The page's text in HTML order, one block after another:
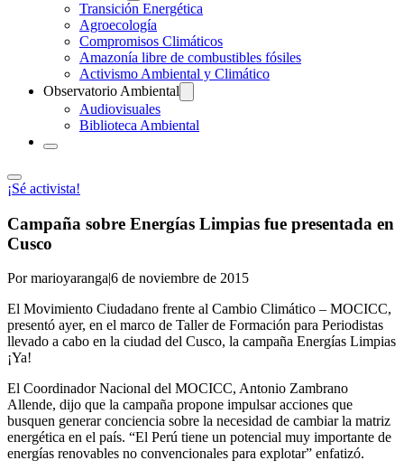
Transición Energética
Agroecología
Compromisos Climáticos
Amazonía libre de combustibles fósiles
Activismo Ambiental y Climático
Observatorio Ambiental
Audiovisuales
Biblioteca Ambiental
¡Sé activista!
Campaña sobre Energías Limpias fue presentada en
Cusco
Por marioyaranga|6 de noviembre de 2015
El Movimiento Ciudadano frente al Cambio Climático – MOCICC,
presentó ayer, en el marco de Taller de Formación para Periodistas
llevado a cabo en la ciudad del Cusco, la campaña Energías Limpias
¡Ya!
El Coordinador Nacional del MOCICC, Antonio Zambrano
Allende, dijo que la campaña propone impulsar acciones que
busquen generar conciencia sobre la necesidad de cambiar la matriz
energética en el país. “El Perú tiene un potencial muy importante de
energías renovables no convencionales para explotar” enfatizó.